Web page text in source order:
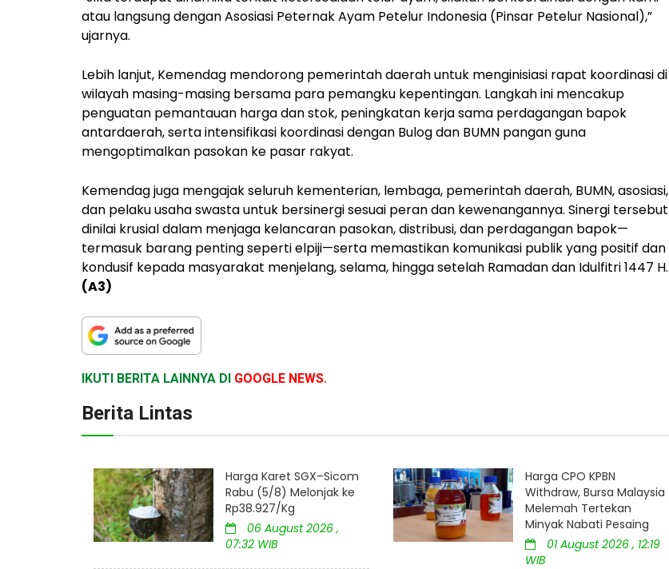
atau langsung dengan Asosiasi Peternak Ayam Petelur Indonesia (Pinsar Petelur Nasional),”
ujarnya.
Lebih lanjut, Kemendag mendorong pemerintah daerah untuk menginisiasi rapat koordinasi di
wilayah masing-masing bersama para pemangku kepentingan. Langkah ini mencakup
penguatan pemantauan harga dan stok, peningkatan kerja sama perdagangan bapok
antardaerah, serta intensifikasi koordinasi dengan Bulog dan BUMN pangan guna
mengoptimalkan pasokan ke pasar rakyat.
Kemendag juga mengajak seluruh kementerian, lembaga, pemerintah daerah, BUMN, asosiasi,
dan pelaku usaha swasta untuk bersinergi sesuai peran dan kewenangannya. Sinergi tersebut
dinilai krusial dalam menjaga kelancaran pasokan, distribusi, dan perdagangan bapok—
termasuk barang penting seperti elpiji—serta memastikan komunikasi publik yang positif dan
kondusif kepada masyarakat menjelang, selama, hingga setelah Ramadan dan Idulfitri 1447 H.
(A3)
IKUTI BERITA LAINNYA DI GOOGLE NEWS.
Berita Lintas
Harga Karet SGX–Sicom
Rabu (5/8) Melonjak ke
Rp38.927/Kg
06 August 2026 ,
07:32 WIB
Harga CPO KPBN
Withdraw, Bursa Malaysia
Melemah Tertekan
Minyak Nabati Pesaing
01 August 2026 , 12:19
WIB